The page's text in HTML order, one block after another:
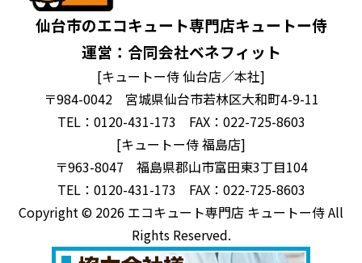
仙台市のエコキュート専門店キュートー侍
運営：合同会社ベネフィット
[キュートー侍 仙台店／本社]
〒984-0042 宮城県仙台市若林区大和町4-9-11
TEL：0120-431-173 FAX：022-725-8603
[キュートー侍 福島店]
〒963-8047 福島県郡山市富田東3丁目104
TEL：0120-431-173 FAX：022-725-8603
Copyright © 2026 エコキュート専門店 キュートー侍 All
Rights Reserved.